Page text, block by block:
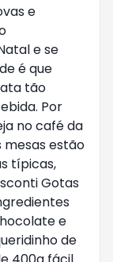
e
e se
é que
tão
Por
no café da
mesas estão
típicas,
Gotas
e
de